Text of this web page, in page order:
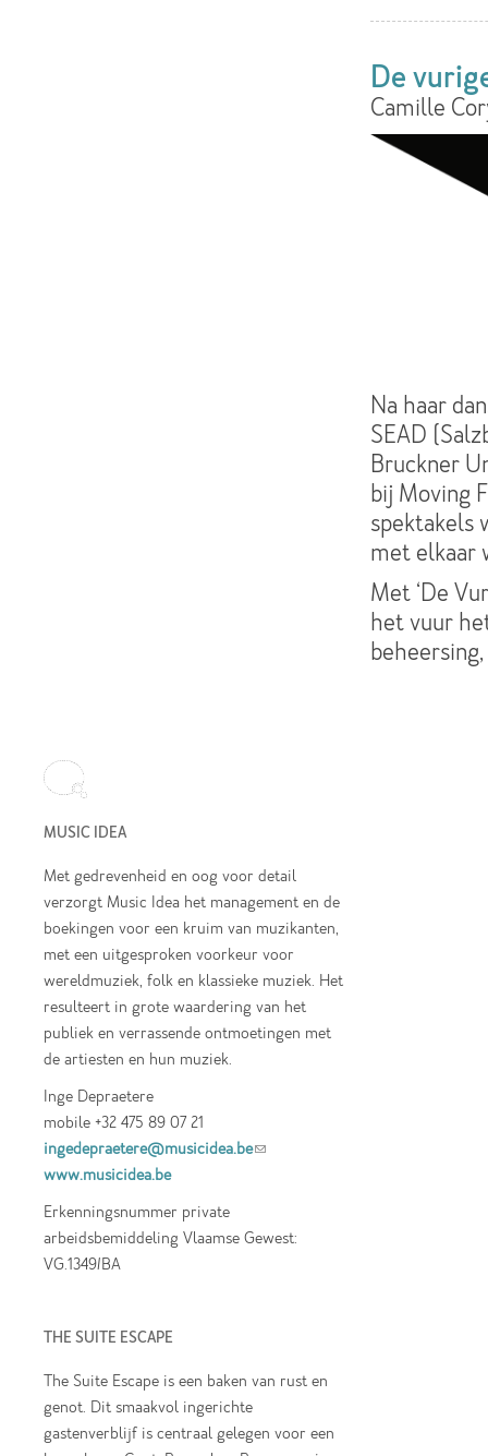
De
Camille
Na haar
SEAD
Bruckner
bij Moving
spektakels
met elkaar
Met ‘De
het vuur
MUSIC IDEA
Met gedrevenheid en oog voor detail
verzorgt Music Idea het management en de
boekingen voor een kruim van muzikanten,
met een uitgesproken voorkeur voor
wereldmuziek, folk en klassieke muziek. Het
resulteert in grote waardering van het
publiek en verrassende ontmoetingen met
de artiesten en hun muziek.
Inge Depraetere
mobile +32 475 89 07 21
ingedepraetere@musicidea.be(link sends e-
www.musicidea.be
Erkenningsnummer private
arbeidsbemiddeling Vlaamse Gewest:
VG.1349/BA
THE SUITE ESCAPE
The Suite Escape is een baken van rust en
genot. Dit smaakvol ingerichte
gastenverblijf is centraal gelegen voor een